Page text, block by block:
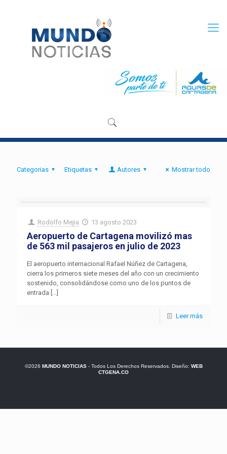
Categorias Etiquetas Autores Mostrar todo
Rodolfo Mejia 13 agosto 2023
Aeropuerto de Cartagena movilizó mas
de 563 mil pasajeros en julio de 2023
El aeropuerto internacional Rafael Núñez de Cartagena,
cierra los primeros siete meses del año con un crecimiento
sostenido, consolidándose como uno de los puntos de
entrada […]
Leer más
©2026 MUNDO NOTICIAS- Todos Los Derechos Reservados. Diseño: WEB
CTGENA.CO